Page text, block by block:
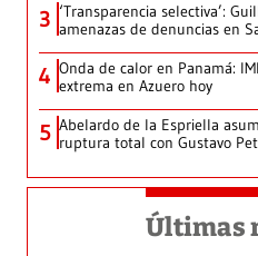
3 ‘Transparencia selectiva’:
amenazas de denuncias en
4 Onda de calor en Panamá:
extrema en Azuero hoy
5 Abelardo de la Espriella
ruptura total con Gustavo
Últimas